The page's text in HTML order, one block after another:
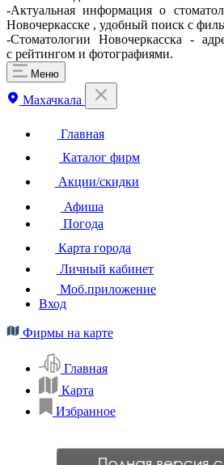
-Актуальная информация о
Новочеркасске , удобный поиск с
-Стоматологии Новочеркасска -
с рейтингом и фотографиями.
Меню
Махачкала
Главная
Каталог фирм
Акции/скидки
Афиша
Погода
Карта города
Личный кабинет
Моб.приложение
Вход
Фирмы на карте
Главная
Карта
Избранное